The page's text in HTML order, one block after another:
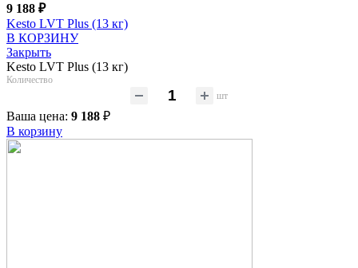
9 188 ₽
Kesto LVT Plus (13 кг)
В КОРЗИНУ
Закрыть
Kesto LVT Plus (13 кг)
Количество
шт
Ваша цена: 9 188 ₽
В корзину